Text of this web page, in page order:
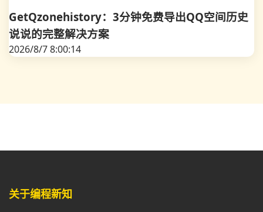
GetQzonehistory：3分钟免费导出QQ空间历史
说说的完整解决方案
2026/8/7 8:00:14
关于编程新知